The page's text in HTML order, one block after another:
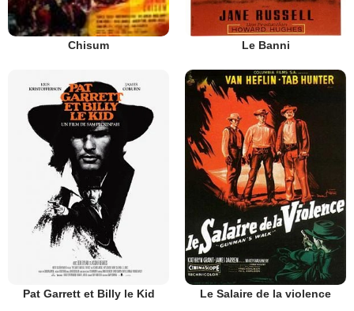
Chisum Le Banni
Pat Garrett et Billy le Kid Le Salaire de la violence